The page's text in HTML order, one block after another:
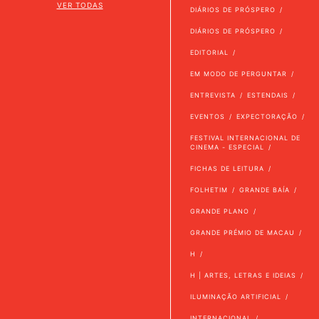
VER TODAS
DIÁRIOS DE PRÓSPERO
DIÁRIOS DE PRÓSPERO
EDITORIAL
EM MODO DE PERGUNTAR
ENTREVISTA ESTENDAIS
EVENTOS EXPECTORAÇÃO
FESTIVAL INTERNACIONAL DE
CINEMA - ESPECIAL
FICHAS DE LEITURA
FOLHETIM GRANDE BAÍA
GRANDE PLANO
GRANDE PRÉMIO DE MACAU
H
H | ARTES, LETRAS E IDEIAS
ILUMINAÇÃO ARTIFICIAL